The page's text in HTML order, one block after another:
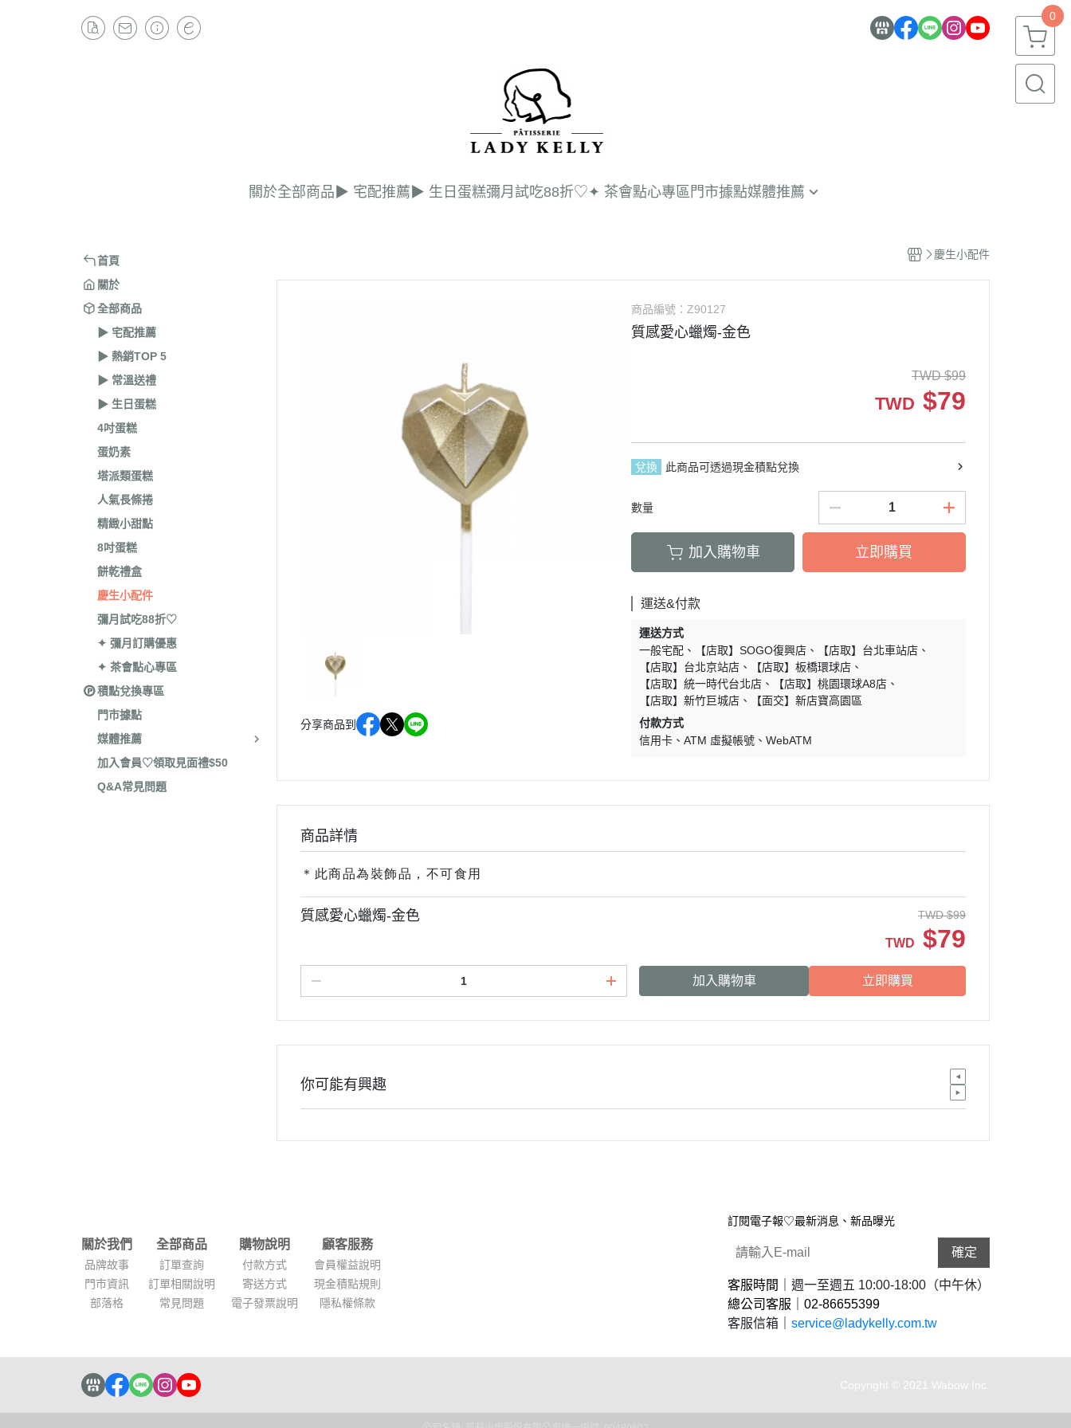
0
關於全部商品 ▶︎ 宅配推薦 ▶︎ 生日蛋糕彌月試吃88折♡✦ 茶會點心專區 門市據點媒體推薦
嚴選食材
媒體報導
彌月蛋糕推薦
首頁
關於
全部商品
▶︎ 宅配推薦
▶︎ 熱銷TOP 5
▶︎ 常溫送禮
▶︎ 生日蛋糕
4吋蛋糕
蛋奶素
塔派類蛋糕
人氣長條捲
精緻小甜點
8吋蛋糕
餅乾禮盒
慶生小配件
彌月試吃88折♡
✦ 彌月訂購優惠
✦ 茶會點心專區
積點兌換專區
門市據點
媒體推薦
加入會員♡領取見面禮$50
Q&A常見問題
慶生小配件
分享商品到
商品編號： Z90127
質感愛心蠟燭-金色
TWD $99
TWD $79
兌換 此商品可透過現金積點兌換
數量
加入購物車 立即購買
運送&付款
運送方式
一般宅配
【店取】SOGO復興店
【店取】台北車站店
【店取】台北京站店
【店取】板橋環球店
【店取】統一時代台北店
【店取】桃園環球A8店
【店取】新竹巨城店
【面交】新店寶高園區
付款方式
信用卡
ATM 虛擬帳號 WebATM
商品詳情
＊此商品為裝飾品，不可食用
質感愛心蠟燭-金色 TWD $99
TWD $79
加入購物車 立即購買
你可能有興趣
關於我們
品牌故事
門市資訊
部落格
全部商品
訂單查詢
訂單相關說明
常見問題
購物說明
付款方式
寄送方式
電子發票說明
顧客服務
會員權益說明
現金積點規則
隱私權條款
訂閱電子報♡最新消息、新品曝光
確定
客服時間｜ 週一至週五 10:00-18:00（中午休）
總公司客服｜02-86655399
客服信箱
service@ladykelly.com.tw
Copyright © 2021 Wabow Inc.